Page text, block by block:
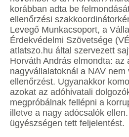
korábban adta be
ellenőrzési
Levegő Munkacsoport, a
Érdekvédelmi Szövetsége
atlatszo.hu által szervezett
Horváth András elmondta: az
nagyvállalatoknál a NAV nem
ellenőrzést. Ugyanakkor
azokat az adóhivatali
megpróbálnak fellépni a
illetve a nagy adócsalók
ügyészségen tett feljelentést.